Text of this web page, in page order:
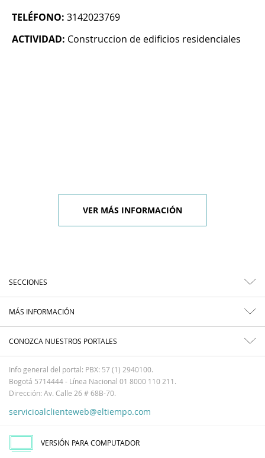
TELÉFONO: 3142023769
ACTIVIDAD: Construccion de edificios residenciales
VER MÁS INFORMACIÓN
SECCIONES
MÁS INFORMACIÓN
CONOZCA NUESTROS PORTALES
Info general del portal: PBX: 57 (1) 2940100.
Bogotá 5714444 - Línea Nacional 01 8000 110 211.
Dirección: Av. Calle 26 # 68B-70.
servicioalclienteweb@eltiempo.com
VERSIÓN PARA COMPUTADOR